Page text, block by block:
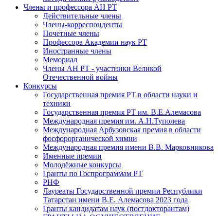
Члены и профессора АН РТ
Действительные члены
Члены-корреспонденты
Почетные члены
Профессора Академии наук РТ
Иностранные члены
Мемориал
Члены АН РТ - участники Великой
Отечественной войны
Конкурсы
Государственная премия РТ в области науки и
техники
Государственная премия РТ им. В.Е.Алемасова
Международная премия им. А.Н.Туполева
Международная Арбузовская премия в области
фосфорорганической химии
Международная премия имени В.В. Марковникова
Именные премии
Молодёжные конкурсы
Гранты по Госпрограммам РТ
РНФ
Лауреаты Государственной премии Республики
Татарстан имени В.Е. Алемасова 2023 года
Гранты кандидатам наук (постдокторантам)